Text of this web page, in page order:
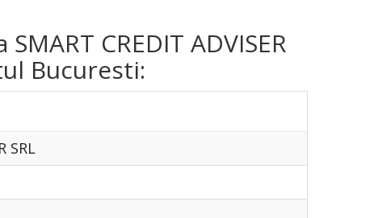
CREDIT ADVISER
Bucuresti:
SRL